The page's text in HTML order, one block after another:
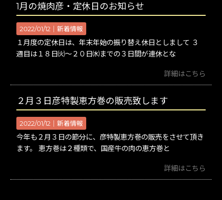
1月の焼肉彦・定休日のお知らせ
2022/01/12｜新着情報
１月度の定休日は、年末年始の振り替え休日としまして ３
週目は１８日㈫～２０日㈬までの３日間が連休とな
詳細はこちら
２月３日彦特製恵方巻の販売致します
2022/01/12｜新着情報
今年も２月３日の節分に、彦特製恵方巻の販売をさせて頂き
ます。 恵方巻は２種類で、国産牛の肉の恵方巻と
詳細はこちら